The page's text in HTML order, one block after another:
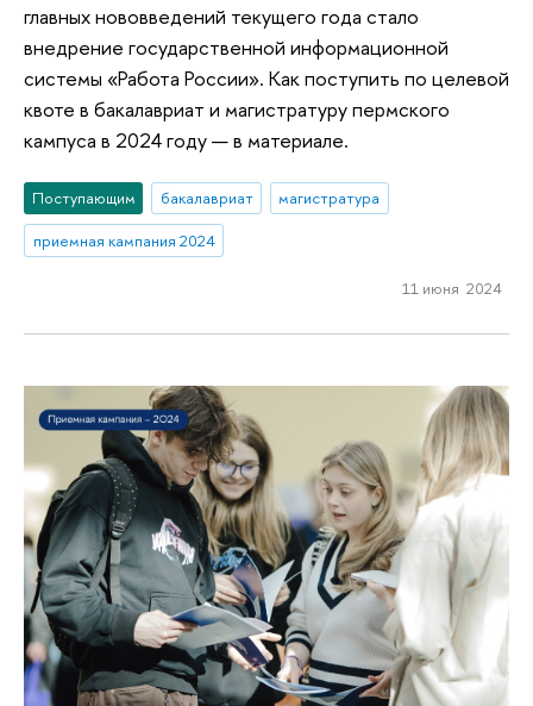
главных нововведений текущего года стало
внедрение государственной информационной
системы «Работа России». Как поступить по целевой
квоте в бакалавриат и магистратуру пермского
кампуса в 2024 году — в материале.
Поступающим бакалавриат
магистратура
приемная кампания 2024
11 июня 2024